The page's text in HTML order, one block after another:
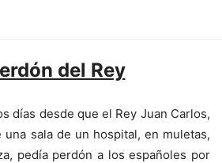
del Rey
días desde que el Rey Juan Carlos,
sala de un hospital, en muletas,
pedía perdón a los españoles por